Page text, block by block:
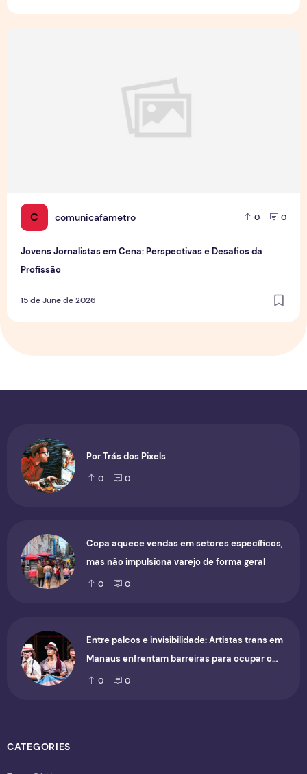
C comunicafametro 0 0
Jovens Jornalistas em Cena: Perspectivas e Desafios da
Profissão
15 de June de 2026
Por Trás dos Pixels
0 0
Copa aquece vendas em setores específicos,
mas não impulsiona varejo de forma geral
0 0
Entre palcos e invisibilidade: Artistas trans em
Manaus enfrentam barreiras para ocupar o
cenário cultural
0 0
CATEGORIES